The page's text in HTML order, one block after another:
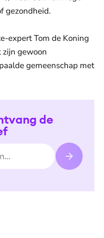
gezondheid.
expert Tom de Koning
gewoon
gemeenschap met
de